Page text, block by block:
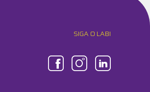
SIGA O LABI